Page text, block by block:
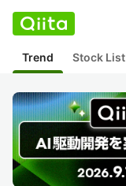
Trend Stock List